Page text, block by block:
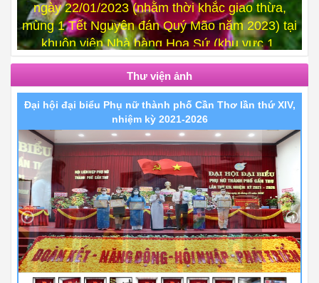
khuôn viên Nhà hàng Hoa Sứ (khu vực 1,
phường Cái Khế, quận Ninh Kiều).
Thư viện ảnh
Đại hội đại biểu Phụ nữ thành phố Cần Thơ lần thứ XIV,
nhiệm kỳ 2021-2026